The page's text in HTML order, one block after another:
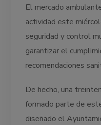
El mercado
actividad este
seguridad y control
garantizar el
recomendaciones
De hecho, una
formado parte de
diseñado el